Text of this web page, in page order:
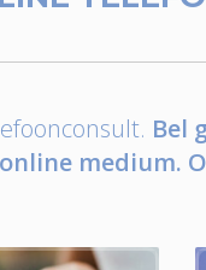
Bel
medium.